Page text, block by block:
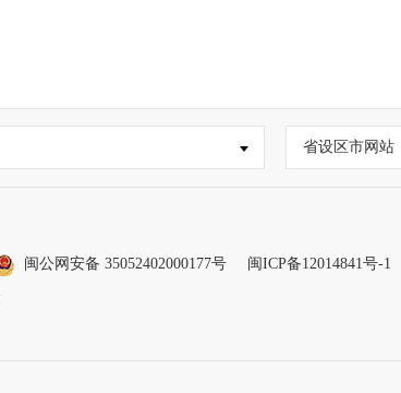
省设区市网站
闽公网安备 35052402000177号 闽ICP备12014841号-1